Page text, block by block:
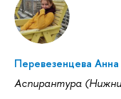
Перевезенцева
Аспирантура